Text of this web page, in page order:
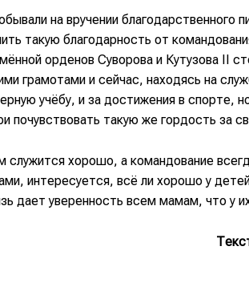
на вручении благодарственного
такую благодарность от
орденов Суворова и Кутузова II
грамотами и сейчас, находясь на
учёбу, и за достижения в спорте,
почувствовать такую же гордость за
хорошо, а командование
интересуется, всё ли хорошо у
дает уверенность всем мамам, что у